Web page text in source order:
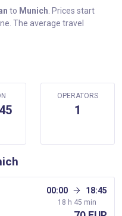
to Munich . Prices start
The average travel
OPERATORS
1
00:00 18:45
18 h 45 min